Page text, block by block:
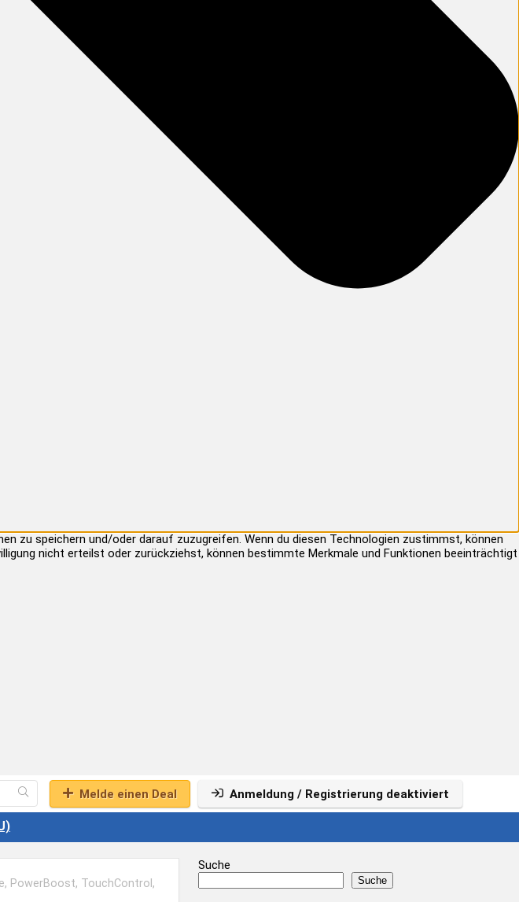
zu speichern und/oder darauf zuzugreifen. Wenn du diesen Technologien zustimmst, können
nicht erteilst oder zurückziehst, können bestimmte Merkmale und Funktionen beeinträchtigt
Melde einen Deal
Anmeldung / Registrierung deaktiviert
PowerBoost, TouchControl,
Suche
Suche